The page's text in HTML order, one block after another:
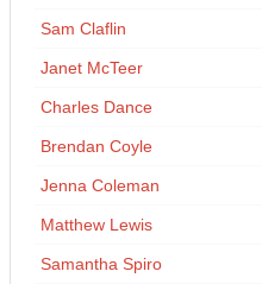
Sam Claflin
Janet McTeer
Charles Dance
Brendan Coyle
Jenna Coleman
Matthew Lewis
Samantha Spiro